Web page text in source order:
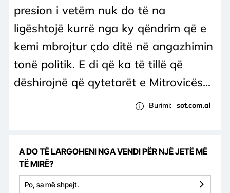
presion i vetëm nuk do të na
ligështojë kurrë nga ky qëndrim që e
kemi mbrojtur çdo ditë në angazhimin
tonë politik. E di që ka të tillë që
dëshirojnë që qytetarët e Mitrovicës...
Burimi: sot.com.al
A DO TË LARGOHENI NGA VENDI PËR NJË JETË MË
TË MIRË?
Po, sa më shpejt.